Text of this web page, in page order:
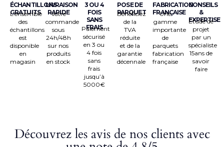
ÉCHANTILLONS
GRATUITS
L’ensemble
des
échantillons
est
disponible
en
magasin
LIVRAISON
RAPIDE
Votre
commande
sous
24h/48h
sur nos
produits
en stock
3 OU 4
FOIS
SANS
FRAIS
Paiement
sécurisé
en 3 ou
4 fois
sans
frais
jusqu’à
5000€
POSE DE
PARQUET
Bénéficiez
de la
TVA
réduite
et de la
garantie
décennale
FABRICATION
FRANÇAISE
Une
gamme
importante
de
parquets
fabrication
française
CONSEILS
&
EXPERTISE
Étude de
projet
par un
spécialiste
15ans de
savoir
faire
Découvrez les avis de nos clients avec